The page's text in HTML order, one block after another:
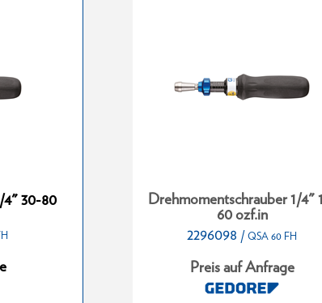
4" 30-8020-120
cNm
Anfrage
Drehmomentschrauber 1/4"
60 ozf.in
2296098 / QSA 60 FH
Preis auf Anfrage